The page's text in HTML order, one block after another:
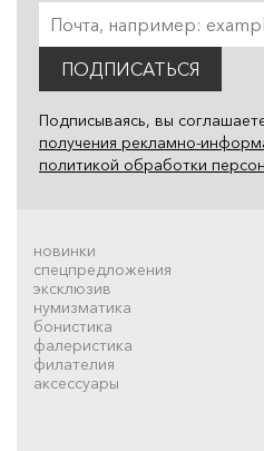
ПОДПИСАТЬСЯ
Подписываясь, вы
получения рекламно-
политикой обработки
новинки
спецпредложения
эксклюзив
нумизматика
бонистика
фалеристика
филателия
аксессуары